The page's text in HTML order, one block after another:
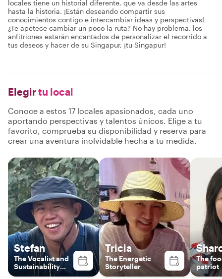
locales tiene un historial diferente, que va desde las artes
hasta la historia. ¡Están deseando compartir sus
conocimientos contigo e intercambiar ideas y perspectivas!
¿Te apetece cambiar un poco la ruta? No hay problema, los
anfitriones estarán encantados de personalizar el recorrido a
tus deseos y hacer de su Singapur, ¡tu Singapur!
Elegirtu local
Conoce a estos 17 locales apasionados, cada uno
aportando perspectivas y talentos únicos. Elige a tu
favorito, comprueba su disponibilidad y reserva para
crear una aventura inolvidable hecha a tu medida.
Stefan
The Vocalist and
Sustainability
Advocate
Tricia
The Energetic
Storyteller
The
patriot